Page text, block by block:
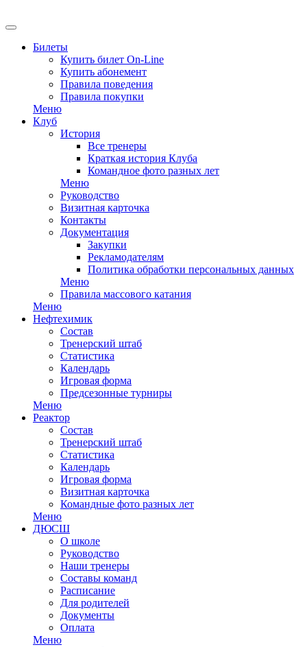
Билеты
Купить билет On-Line
Купить абонемент
Правила поведения
Правила покупки
Меню
Клуб
История
Все тренеры
Краткая история Клуба
Командное фото разных лет
Меню
Руководство
Визитная карточка
Контакты
Документация
Закупки
Рекламодателям
Политика обработки персональных данных
Меню
Правила массового катания
Меню
Нефтехимик
Состав
Тренерский штаб
Статистика
Календарь
Игровая форма
Предсезонные турниры
Меню
Реактор
Состав
Тренерский штаб
Статистика
Календарь
Игровая форма
Визитная карточка
Командные фото разных лет
Меню
ДЮСШ
О школе
Руководство
Наши тренеры
Составы команд
Расписание
Для родителей
Документы
Оплата
Меню